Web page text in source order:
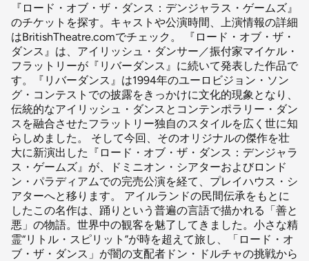
『ロード・オブ・ザ・ダンス：デンジャラス・ゲームズ』
のチケットを探す。キャストや公演時間、上演情報の詳細
はBritishTheatre.comでチェック。 『ロード・オブ・ザ・
ダンス』は、アイリッシュ・ダンサー／振付家マイケル・
フラットリーが『リバーダンス』に続いて発表した作品で
す。『リバーダンス』は1994年のユーロビジョン・ソン
グ・コンテストでの披露をきっかけに文化的現象となり、
伝統的なアイリッシュ・ダンスとコンテンポラリー・ダン
スを融合させたフラットリー独自のスタイルを広く世に知
らしめました。 そして今回、そのオリジナルの傑作を壮
大に新演出した『ロード・オブ・ザ・ダンス：デンジャラ
ス・ゲームズ』が、ドミニオン・シアターおよびロンド
ン・パラディアムでの完売公演を経て、プレイハウス・シ
アターへと移ります。 アイルランドの民間伝承をもとに
したこの名作は、踊りという普遍の言語で描かれる「善と
悪」の物語。世界中の観客を魅了してきました。小さな精
霊“リトル・スピリット”が時を超えて旅し、「ロード・オ
ブ・ザ・ダンス」が闇の支配者ドン・ドルチャの挑戦から